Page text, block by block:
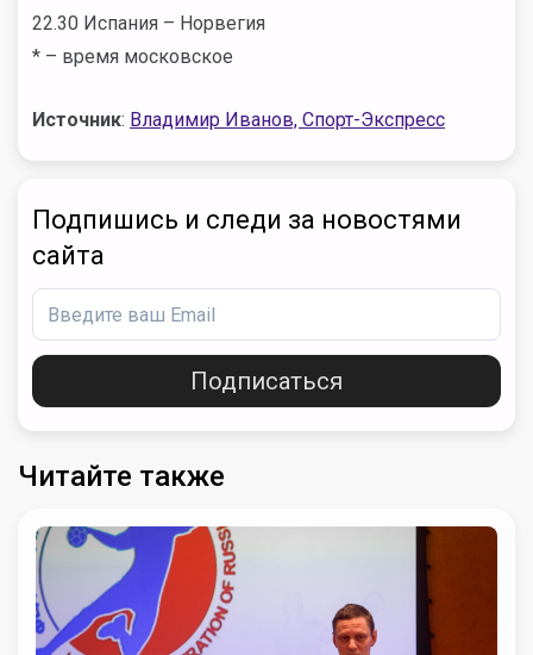
22.30 Испания – Норвегия
* – время московское
Источник: Владимир Иванов, Спорт-Экспресс
Подпишись и следи за новостями
сайта
Подписаться
Читайте также